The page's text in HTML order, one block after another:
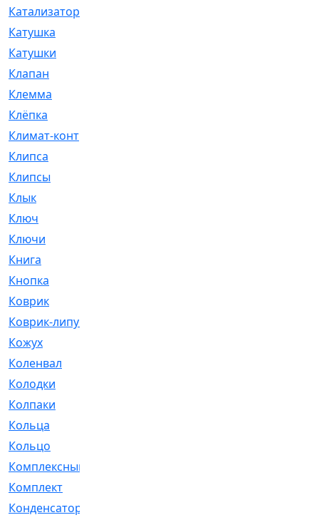
Катализатор
Катушка
Катушки
Клапан
Клемма
Клёпка
Климат-контроль
Клипса
Клипсы
Клык
Ключ
Ключи
Книга
Кнопка
Коврик
Коврик-липучка
Кожух
Коленвал
Колодки
Колпаки
Кольца
Кольцо
Комплексный
Комплект
Конденсатор